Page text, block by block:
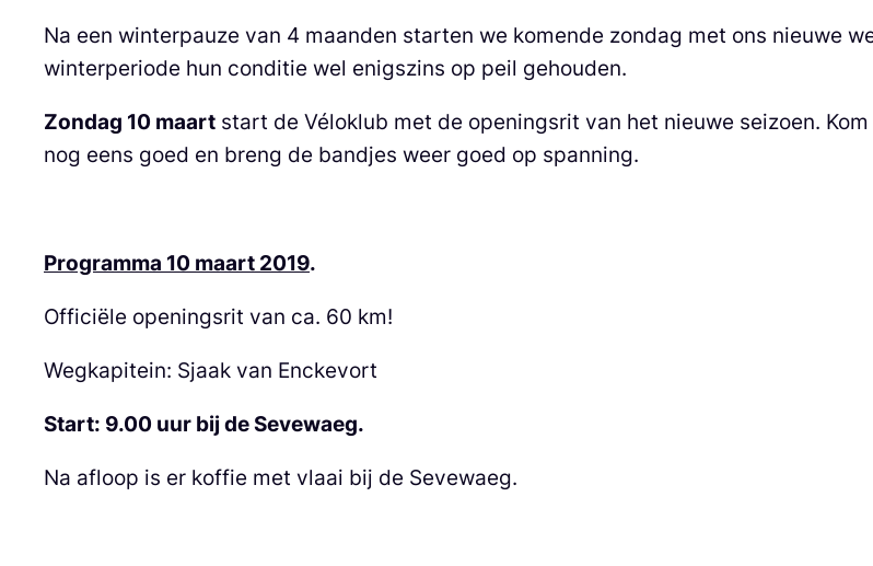
Na een winterpauze van 4 maanden starten we komende zondag met ons nieuwe
winterperiode hun conditie wel enigszins op peil gehouden.
Zondag 10 maart start de Véloklub met de openingsrit van het nieuwe seizoen.
nog eens goed en breng de bandjes weer goed op spanning.
Programma 10 maart 2019.
Officiële openingsrit van ca. 60 km!
Wegkapitein: Sjaak van Enckevort
Start: 9.00 uur bij de Sevewaeg.
Na afloop is er koffie met vlaai bij de Sevewaeg.